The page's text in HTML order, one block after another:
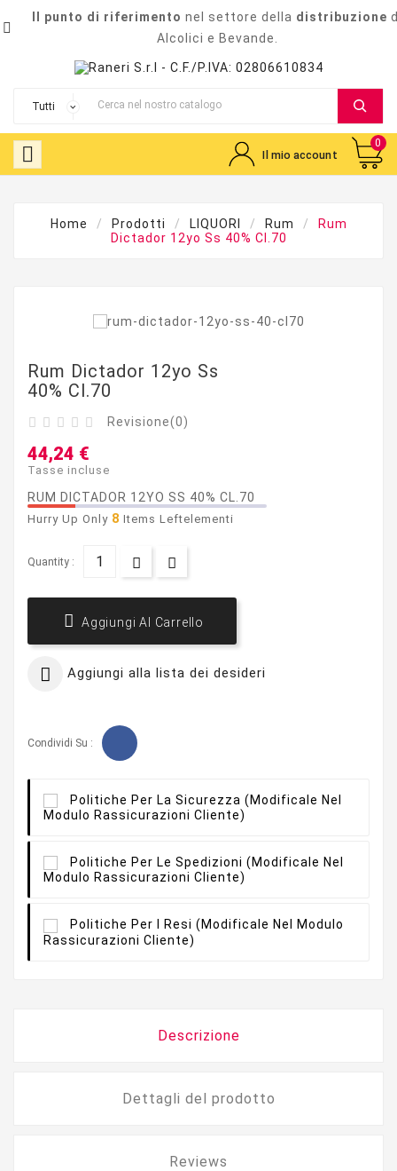

Il punto di riferimento nel settore della distribuzione
Alcolici e Bevande.
 Il mio account
0
Home Prodotti LIQUORI Rum
Rum
Dictador 12yo Ss 40% Cl.70
Rum Dictador 12yo Ss
40% Cl.70
     Revisione(0)
44,24 €
Tasse incluse
RUM DICTADOR 12YO SS 40% CL.70
Hurry Up Only 8 Items Leftelementi
Quantity :
 Aggiungi Al Carrello
 Aggiungi alla lista dei desideri
Condividi Su :
Politiche Per La Sicurezza (modificale Nel
Modulo Rassicurazioni Cliente)
Politiche Per Le Spedizioni (modificale Nel
Modulo Rassicurazioni Cliente)
Politiche Per I Resi (modificale Nel Modulo
Rassicurazioni Cliente)
Descrizione
Dettagli del prodotto
Reviews